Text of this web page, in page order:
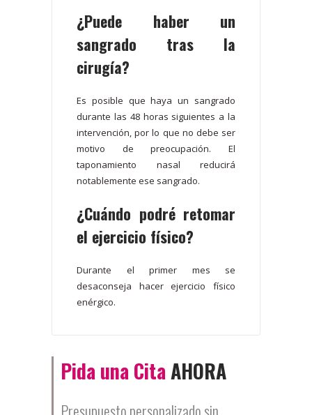
¿Puede haber un
sangrado tras la
cirugía?
Es posible que haya un sangrado
durante las 48 horas siguientes a la
intervención, por lo que no debe ser
motivo de preocupación. El
taponamiento nasal reducirá
notablemente ese sangrado.
¿Cuándo podré retomar
el ejercicio físico?
Durante el primer mes se
desaconseja hacer ejercicio físico
enérgico.
Pida una CitaAHORA